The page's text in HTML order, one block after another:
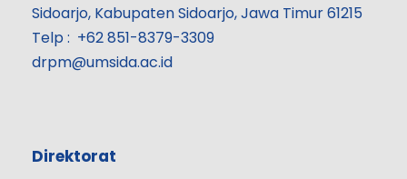
Sidoarjo, Kabupaten Sidoarjo, Jawa Timur 61215
Telp : +62 851-8379-3309
drpm@umsida.ac.id
Direktorat